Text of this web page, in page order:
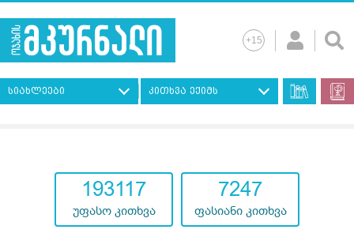
სიახლეები კითხვა ექიმს
193117
უფასო კითხვა
7247
ფასიანი კითხვა